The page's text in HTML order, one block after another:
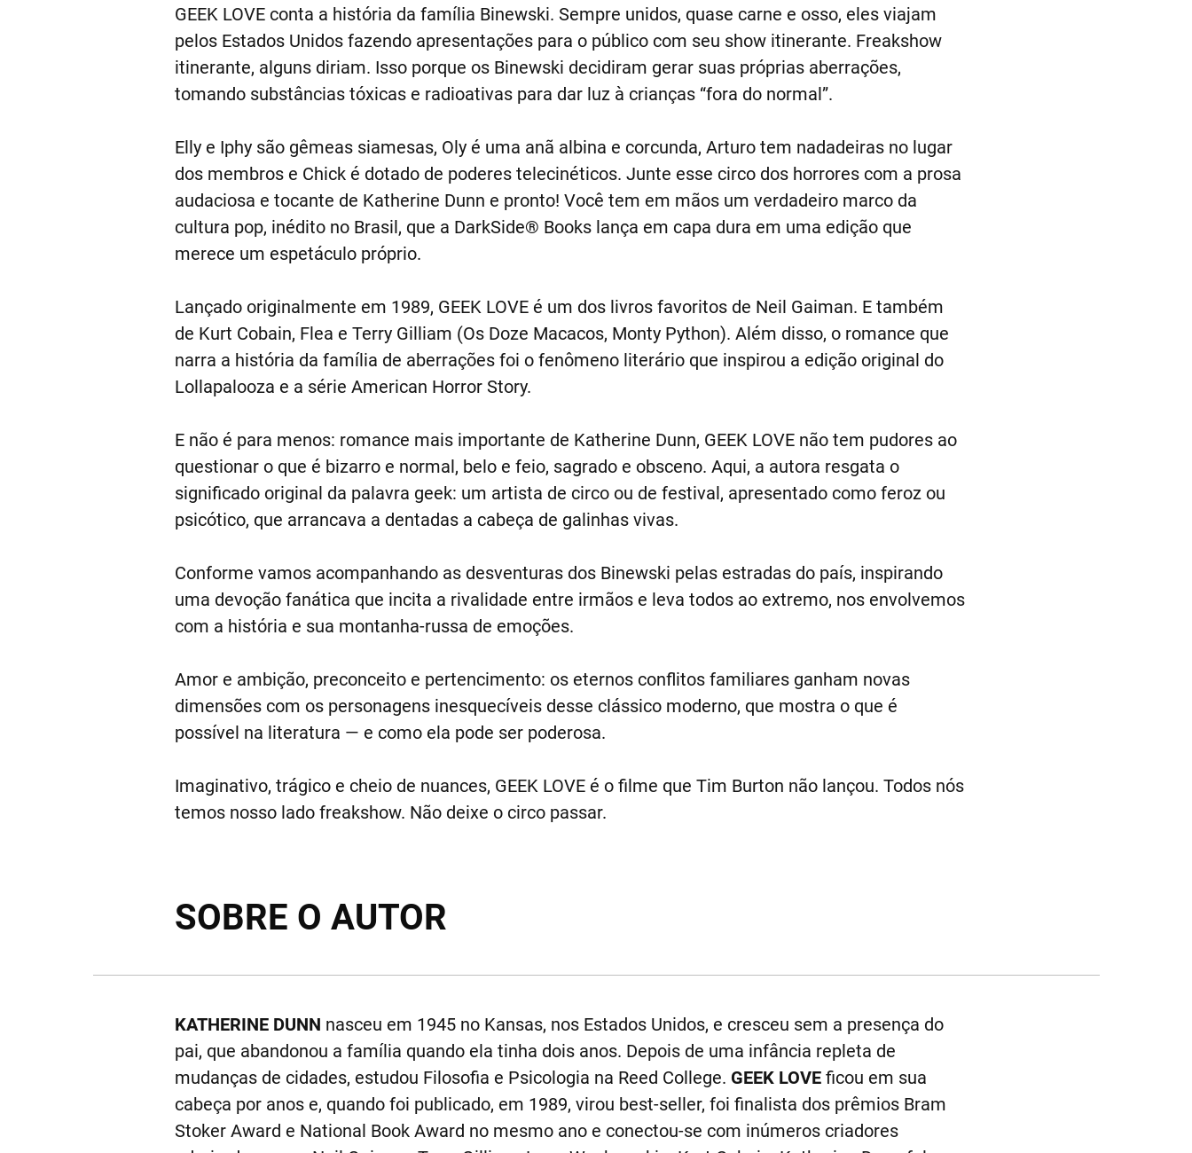
GEEK LOVE conta a história da família Binewski. Sempre unidos, quase carne e osso, eles viajam
pelos Estados Unidos fazendo apresentações para o público com seu show itinerante. Freakshow
itinerante, alguns diriam. Isso porque os Binewski decidiram gerar suas próprias aberrações,
tomando substâncias tóxicas e radioativas para dar luz à crianças “fora do normal”.
Elly e Iphy são gêmeas siamesas, Oly é uma anã albina e corcunda, Arturo tem nadadeiras no lugar
dos membros e Chick é dotado de poderes telecinéticos. Junte esse circo dos horrores com a prosa
audaciosa e tocante de Katherine Dunn e pronto! Você tem em mãos um verdadeiro marco da
cultura pop, inédito no Brasil, que a DarkSide® Books lança em capa dura em uma edição que
merece um espetáculo próprio.
Lançado originalmente em 1989, GEEK LOVE é um dos livros favoritos de Neil Gaiman. E também
de Kurt Cobain, Flea e Terry Gilliam (Os Doze Macacos, Monty Python). Além disso, o romance que
narra a história da família de aberrações foi o fenômeno literário que inspirou a edição original do
Lollapalooza e a série American Horror Story.
E não é para menos: romance mais importante de Katherine Dunn, GEEK LOVE não tem pudores ao
questionar o que é bizarro e normal, belo e feio, sagrado e obsceno. Aqui, a autora resgata o
significado original da palavra geek: um artista de circo ou de festival, apresentado como feroz ou
psicótico, que arrancava a dentadas a cabeça de galinhas vivas.
Conforme vamos acompanhando as desventuras dos Binewski pelas estradas do país, inspirando
uma devoção fanática que incita a rivalidade entre irmãos e leva todos ao extremo, nos envolvemos
com a história e sua montanha-russa de emoções.
Amor e ambição, preconceito e pertencimento: os eternos conflitos familiares ganham novas
dimensões com os personagens inesquecíveis desse clássico moderno, que mostra o que é
possível na literatura — e como ela pode ser poderosa.
Imaginativo, trágico e cheio de nuances, GEEK LOVE é o filme que Tim Burton não lançou. Todos nós
temos nosso lado freakshow. Não deixe o circo passar.
SOBRE O AUTOR
KATHERINE DUNN nasceu em 1945 no Kansas, nos Estados Unidos, e cresceu sem a presença do
pai, que abandonou a família quando ela tinha dois anos. Depois de uma infância repleta de
mudanças de cidades, estudou Filosofia e Psicologia na Reed College. GEEK LOVEficou em sua
cabeça por anos e, quando foi publicado, em 1989, virou best-seller, foi finalista dos prêmios Bram
Stoker Award e National Book Award no mesmo ano e conectou-se com inúmeros criadores